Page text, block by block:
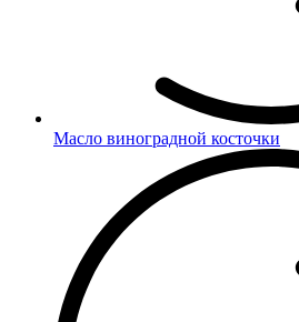
Масло виноградной косточки